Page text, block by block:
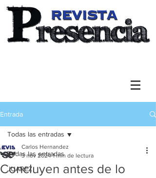
Entrada
Todas las entradas
JUAREZ
Todas las entradas
Concluyen antes de lo
Carlos Hernandez
3 nov 2024 1 min de lectura